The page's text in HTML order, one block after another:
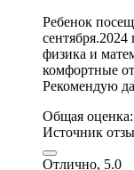
Ребенок
сентября.2024
физика и
комфортные
Рекомендую
Общая оценка:
Источник
Отлично, 5.0